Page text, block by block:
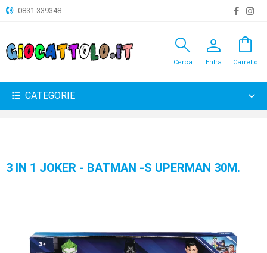
ANIMALI
BAMBOLE
GADGET
0831 339348
search
Cerca
person
Entra
shopping_bag
Carrello
CATEGORIE
3 IN 1 JOKER - BATMAN -S UPERMAN 30M.